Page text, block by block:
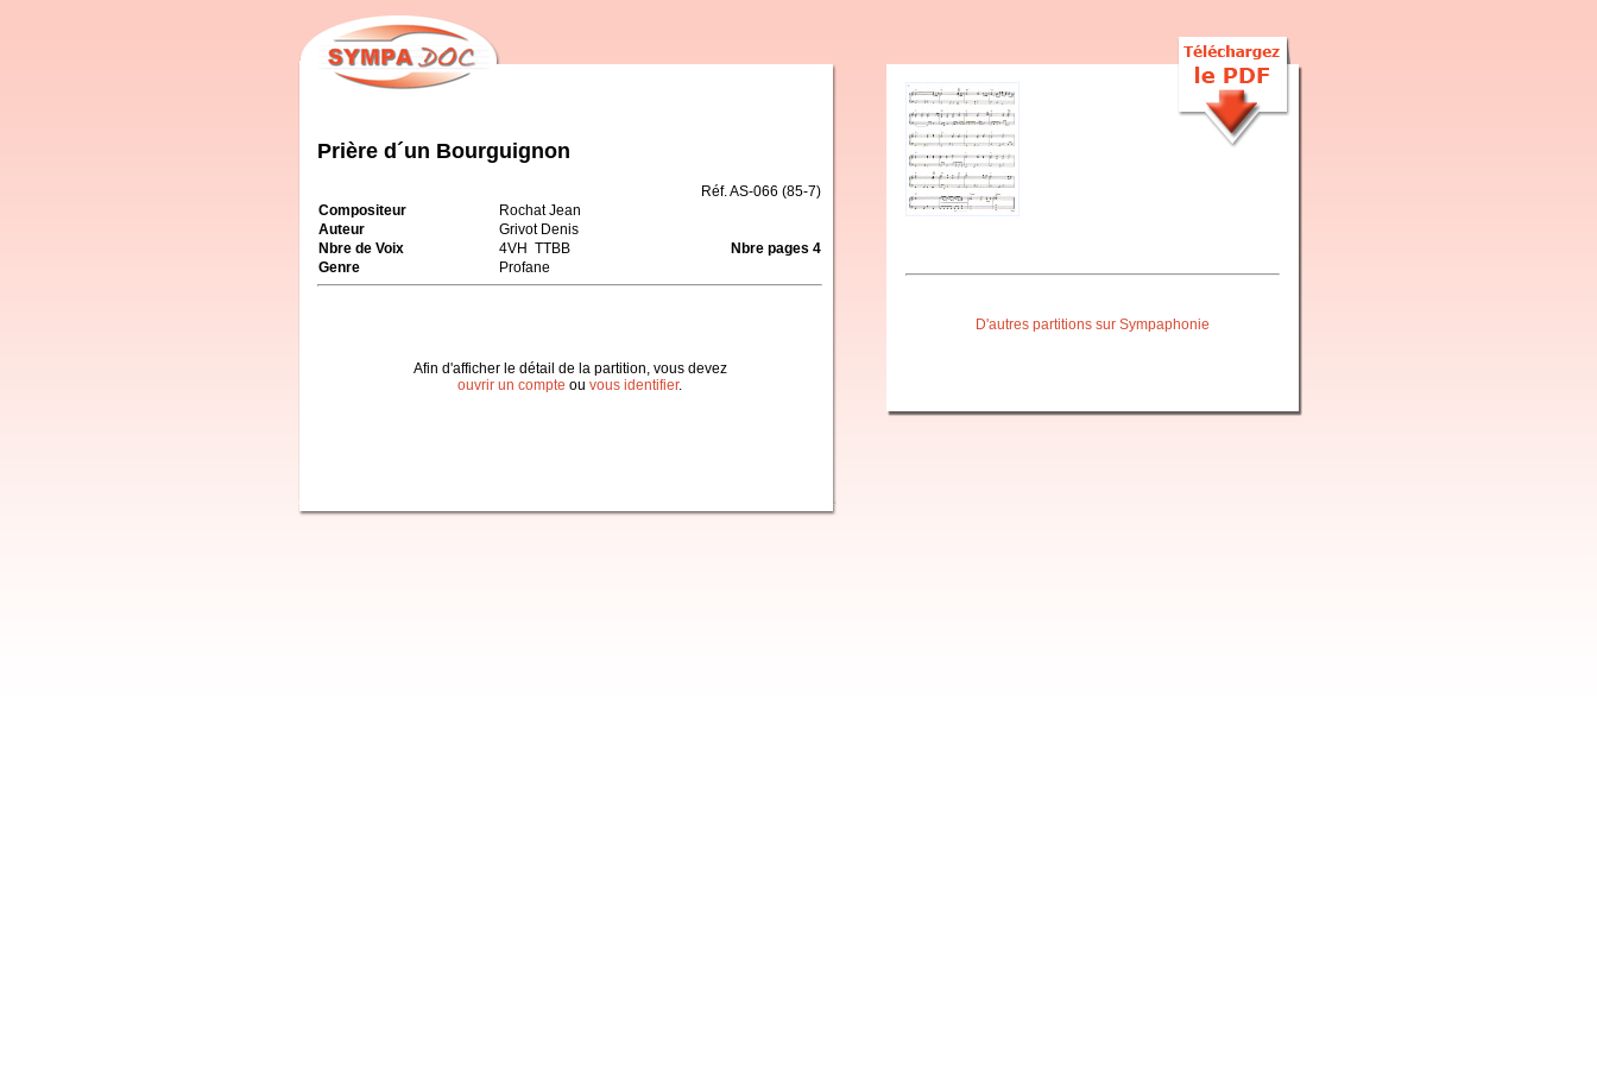
Prière d´un Bourguignon
Réf. AS-066 (85-7)
Compositeur
Rochat Jean
Auteur
Grivot Denis
Nbre de Voix
4VH TTBB
Nbre pages 4
Genre
Profane
Afin d'afficher le détail de la partition, vous devez
ouvrir un compte ou vous identifier.
D'autres partitions sur Sympaphonie